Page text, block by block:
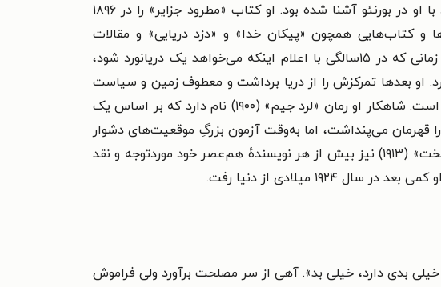
نخستین رمان کنراد «حماقت آلمایر» نام داشت که در ۱۹۸۵ چاپ شد؛ ماجرای تاجری هلندی که کنراد با او در بورنئو آشنا شده بود. او کتاب «مطرود جزایر» را در ۱۸۹۶
کتاب‌هایی همچون «پیکان خدا» و «دزد دریایی» و مقالات
زندگی‌نامه‌وار خود مثل «آینهٔ دریا» (۱۹۰۶) و «گزارش شخصی» (۱۹۱۲) حاصل دوران نوجوانی کنراد است؛ زمانی که در ۱۵‌سالگی با اعلام اینکه می‌خواهد یک دریانورد شود،
او بعدها تمرکزش را از دریا برداشت و معطوف زمین و سیاست
کرد که کتاب‌های «نوسترمو» (۱۹۰۴)، «مأمور مخفی» (۱۹۰۷) و «زیر نگاه غربی‌ها» (۱۹۱۱) حاصل این دوران است. شاهکار او رمان «لرد جیم» (۱۹۰۰) نام دارد که بر اساس یک
می‌پنداشت، اما به‌وقت آزمون بزرگِ موقعیت‌های دشوار
سرشکسته از آن بیرون آمد. کتاب «همراز» یکی دیگر از آثار داستانی او است. کنراد با نگارش رمان «بخت» (۱۹۱۳) نیز بیش از هر نویسندهٔ هم‌عصر خود موردتوجه و نقد
میلادی از دنیا رفت.
بدی دارد، خیلی بد». آهی از سر مصلحت برآورد ولی فراموش